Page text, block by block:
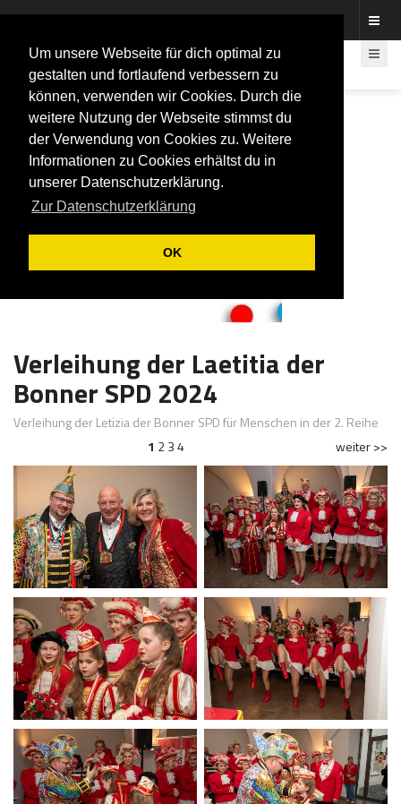
Um unsere Webseite für dich optimal zu
gestalten und fortlaufend verbessern zu
können, verwenden wir Cookies. Durch die
weitere Nutzung der Webseite stimmst du
der Verwendung von Cookies zu. Weitere
Informationen zu Cookies erhältst du in
unserer Datenschutzerklärung.
Zur Datenschutzerklärung
OK
Fotos rund um den Fastelovend
Verleihung der Laetitia der
Bonner SPD 2024
Verleihung der Letizia der Bonner SPD für Menschen in der 2. Reihe
1 2 34 weiter >>